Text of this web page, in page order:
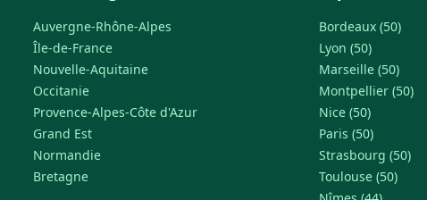
Auvergne-Rhône-Alpes
Île-de-France
Nouvelle-Aquitaine
Occitanie
Provence-Alpes-Côte d'Azur
Grand Est
Normandie
Bretagne
Bordeaux (50)
Lyon (50)
Marseille (50)
Montpellier (50)
Nice (50)
Paris (50)
Strasbourg (50)
Toulouse (50)